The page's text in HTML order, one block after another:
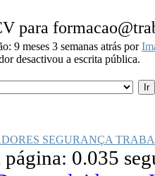
para
9 meses 3 semanas atrás por
desactivou a escrita pública.
SEGURANÇA
0.035